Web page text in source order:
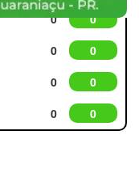
0 0
0 0
0 0
0 0